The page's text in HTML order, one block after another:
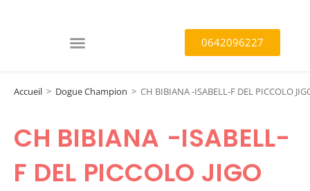
0642096227
Accueil > Dogue Champion > CH BIBIANA -ISABELL-F DEL PICCOLO
CH BIBIANA -ISABELL-
F DEL PICCOLO JIGO